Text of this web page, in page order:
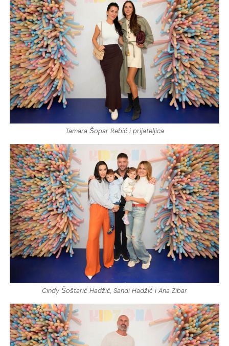
Tamara Šopar Rebić i prijateljica
Cindy Šoštarić Hadžić, Sandi Hadžić i Ana Zibar